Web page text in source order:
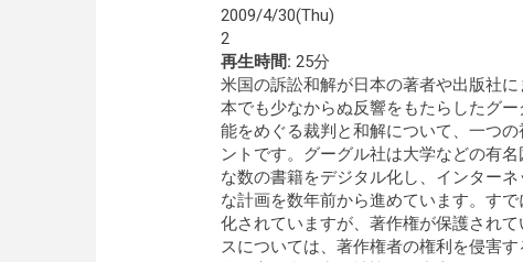
2009/4/30(Thu)
2
再生時間: 25分
米国の訴訟和解が日本の著者や出版社
本でも少なからぬ反響をもたらしたグ
能をめぐる裁判と和解について、一つ
ントです。グーグル社は大学などの有
な数の書籍をデジタル化し、インター
な計画を数年前から進めています。す
化されていますが、著作権が保護され
スについては、著作権者の権利を侵害